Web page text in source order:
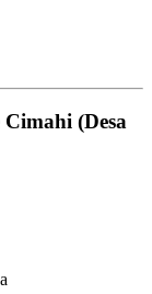
(Desa